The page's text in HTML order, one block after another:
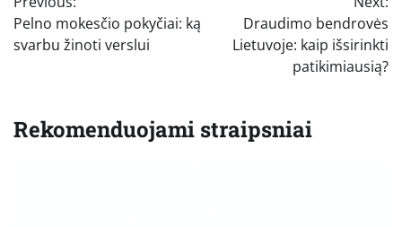
tarp
įrašų
Pelno mokesčio pokyčiai: ką
svarbu žinoti verslui
Draudimo bendrovės
Lietuvoje: kaip išsirinkti
patikimiausią?
Rekomenduojami straipsniai